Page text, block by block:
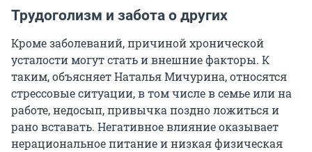
Трудоголизм и забота о других
Кроме заболеваний, причиной хронической
усталости могут стать и внешние факторы. К
таким, объясняет Наталья Мичурина, относятся
стрессовые ситуации, в том числе в семье или на
работе, недосып, привычка поздно ложиться и
рано вставать. Негативное влияние оказывает
нерациональное питание и низкая физическая